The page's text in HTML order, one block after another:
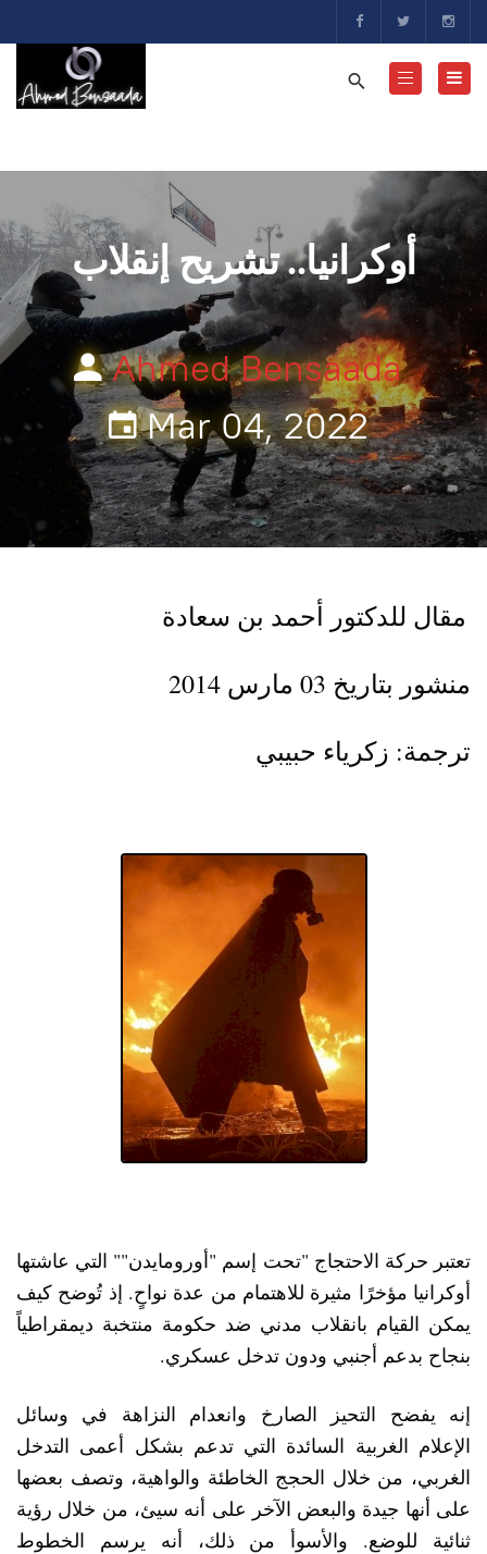
أوكرانيا.. تشريح إنقلاب
Ahmed Bensaada
Mar 04, 2022
مقال للدكتور أحمد بن سعادة
منشور بتاريخ 03 مارس 2014
ترجمة: زكرياء حبيبي
تعتبر حركة الاحتجاج "تحت إسم "أورومايدن"" التي عاشتها
أوكرانيا مؤخرًا مثيرة للاهتمام من عدة نواحٍ. إذ تُوضح كيف
يمكن القيام بانقلاب مدني ضد حكومة منتخبة ديمقراطياً
بنجاح بدعم أجنبي ودون تدخل عسكري.
إنه يفضح التحيز الصارخ وانعدام النزاهة في وسائل
الإعلام الغربية السائدة التي تدعم بشكل أعمى التدخل
الغربي، من خلال الحجج الخاطئة والواهية، وتصف بعضها
على أنها جيدة والبعض الآخر على أنه سيئ، من خلال رؤية
ثنائية للوضع. والأسوأ من ذلك، أنه يرسم الخطوط